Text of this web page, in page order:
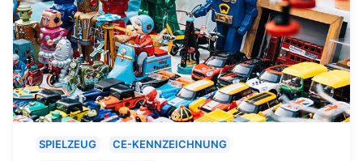
SPIELZEUG
CE-KENNZEICHNUNG